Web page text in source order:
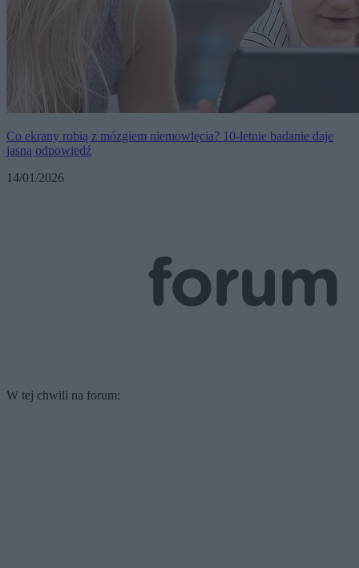
Co ekrany robią z mózgiem niemowlęcia? 10-letnie badanie daje
jasną odpowiedź
14/01/2026
W tej chwili na forum: